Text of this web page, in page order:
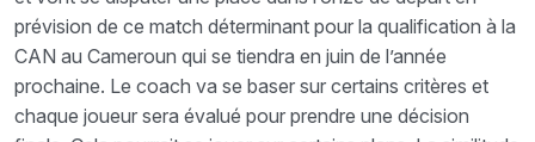
prévision de ce match déterminant pour la qualification à la
CAN au Cameroun qui se tiendra en juin de l’année
prochaine. Le coach va se baser sur certains critères et
chaque joueur sera évalué pour prendre une décision